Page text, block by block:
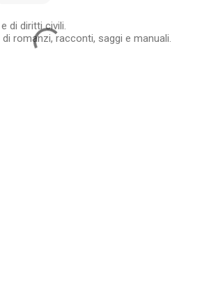
di diritti civili.
romanzi, racconti, saggi e manuali.